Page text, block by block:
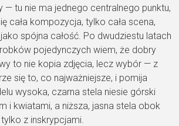
— tu nie ma jednego centralnego punktu,
cała kompozycja, tylko cała scena,
spójna całość. Po dwudziestu latach
pojedynczych wiem, że dobry
to nie kopia zdjęcia, lecz wybór — z
się to, co najważniejsze, i pomija
wysoka, czarna stela niesie górski
i kwiatami, a niższa, jasna stela obok
z inskrypcjami.